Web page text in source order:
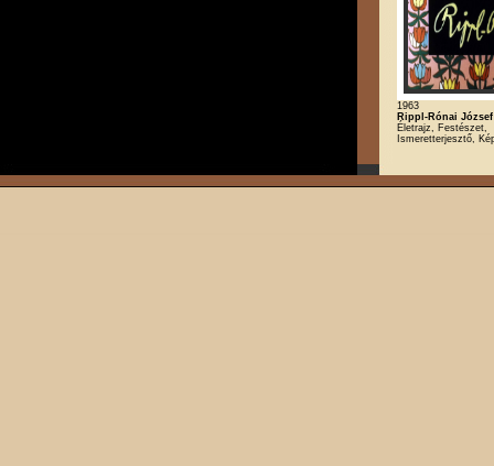
1963
Rippl-Rónai József
Életrajz, Festészet,
Ismeretterjesztő,